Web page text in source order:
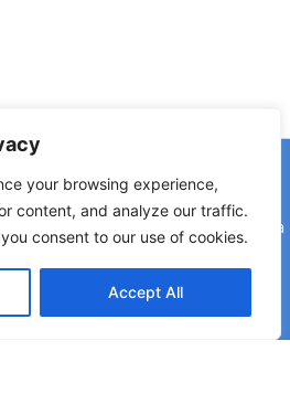
your browsing experience,
content, and analyze our traffic.
consent to our use of cookies.
Accept All
Lab - Università degli Studi di
registrata presso il Tribunale di
Licenza SIAE n. 508/I/639 Società